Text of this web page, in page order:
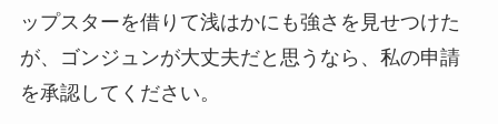
ップスターを借りて浅はかにも強さを見せつけた
が、ゴンジュンが大丈夫だと思うなら、私の申請
を承認してください。